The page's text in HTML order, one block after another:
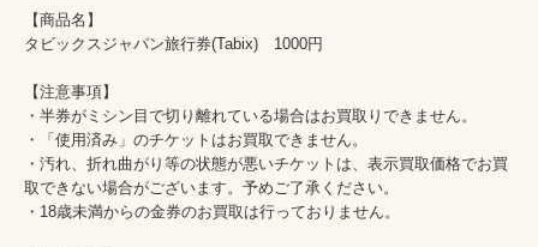
【商品名】
タビックスジャパン旅行券(Tabix)　1000円
【注意事項】
・半券がミシン目で切り離れている場合はお買取りできません。
・「使用済み」のチケットはお買取できません。
・汚れ、折れ曲がり等の状態が悪いチケットは、表示買取価格でお買
取できない場合がございます。予めご了承ください。
・18歳未満からの金券のお買取は行っておりません。